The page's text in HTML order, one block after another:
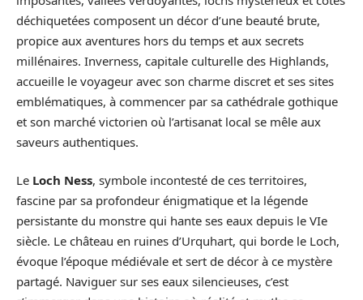
déchiquetées composent un décor d’une beauté brute,
propice aux aventures hors du temps et aux secrets
millénaires. Inverness, capitale culturelle des Highlands,
accueille le voyageur avec son charme discret et ses sites
emblématiques, à commencer par sa cathédrale gothique
et son marché victorien où l’artisanat local se mêle aux
saveurs authentiques.
Le Loch Ness, symbole incontesté de ces territoires,
fascine par sa profondeur énigmatique et la légende
persistante du monstre qui hante ses eaux depuis le VIe
siècle. Le château en ruines d’Urquhart, qui borde le Loch,
évoque l’époque médiévale et sert de décor à ce mystère
partagé. Naviguer sur ses eaux silencieuses, c’est